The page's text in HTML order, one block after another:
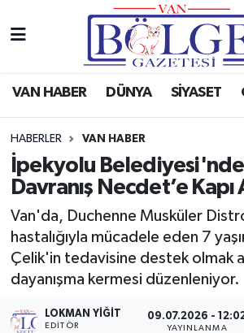
VAN HABER DÜNYA SİYASET
HABERLER VAN HABER
İpekyolu
Davranış Necdet’e Kapı
Van'da, Duchenne Musküler
hastalığıyla mücadele eden 7
Çelik'in tedavisine destek olmak
dayanışma kermesi düzenleniyor.
LOKMAN YIĞIT
EDİTÖR
09.07.2026 -
YAYINLANMA
Van Haber
Gündem
Spor
Ekonomi
Sağlık
Hava Durumu
Puan Durumu ve Fikstür
Tüm Manşetler
Son Dakika Haberleri